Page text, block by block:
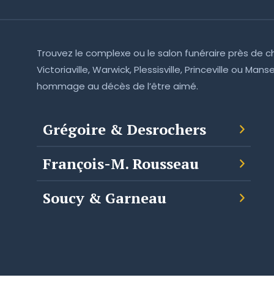
Trouvez le complexe ou le salon funéraire près de
Victoriaville, Warwick, Plessisville, Princeville ou
hommage au décès de l’être aimé.
Grégoire & Desrochers
François-M. Rousseau
Soucy & Garneau